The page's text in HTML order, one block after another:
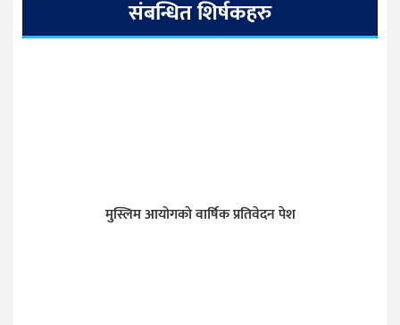
संबन्धित शिर्षकहरु
मुस्लिम आयोगकाे वार्षिक प्रतिवेदन पेश